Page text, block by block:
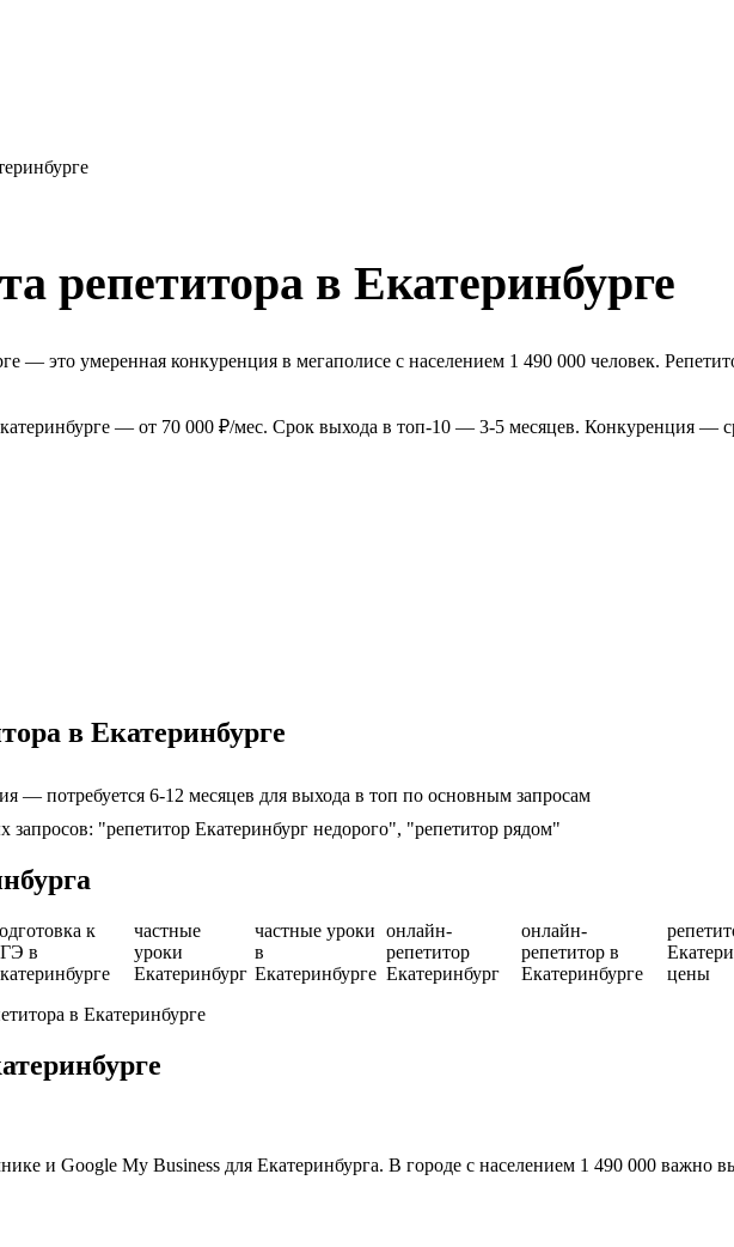
репетитора в Екатеринбурге
— это умеренная конкуренция в мегаполисе с населением 1 490 000 человек.
— от 70 000 ₽/мес. Срок выхода в топ-10 — 3-5 месяцев. Конкуренция —
в Екатеринбурге
— потребуется 6-12 месяцев для выхода в топ по основным запросам
запросов: "репетитор Екатеринбург недорого", "репетитор рядом"
к
в
частные
уроки
Екатеринбург
частные уроки
в
Екатеринбурге
онлайн-
репетитор
Екатеринбург
онлайн-
репетитор в
Екатеринбурге
цены
в Екатеринбурге
и Google My Business для Екатеринбурга. В городе с населением 1 490 000 важно